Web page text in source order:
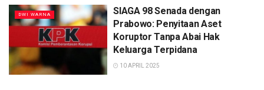
DWI WARNA
SIAGA 98 Senada dengan
Prabowo: Penyitaan Aset
Koruptor Tanpa Abai Hak
Keluarga Terpidana
10 APRIL 2025